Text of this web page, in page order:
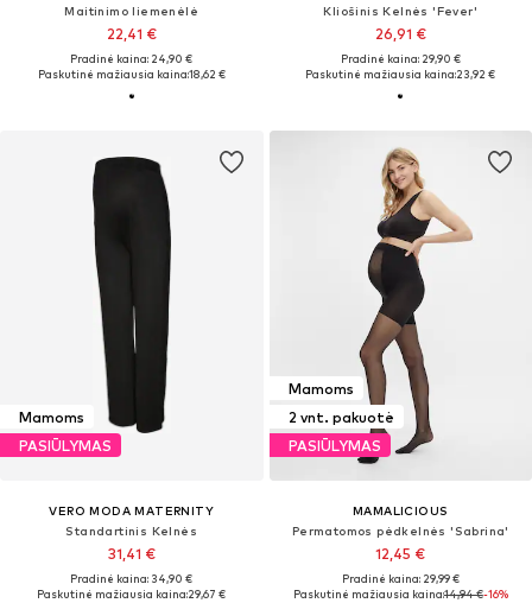
Maitinimo liemenėlė
22,41 €
Pradinė kaina: 24,90 €
Paskutinė mažiausia kaina:18,62 €
Kliošinis Kelnės 'Fever'
26,91 €
Pradinė kaina: 29,90 €
Paskutinė mažiausia kaina:23,92 €
Mamoms
PASIŪLYMAS
VERO MODA MATERNITY
Standartinis Kelnės
31,41 €
Pradinė kaina: 34,90 €
Paskutinė mažiausia kaina:29,67 €
Mamoms
2 vnt. pakuotė
PASIŪLYMAS
MAMALICIOUS
Permatomos pėdkelnės 'Sabrina'
12,45 €
Pradinė kaina: 29,99 €
Paskutinė mažiausia kaina:14,94 €-16%